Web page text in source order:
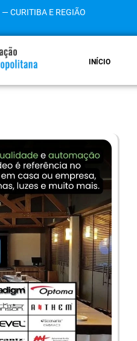
— CURITIBA E REGIÃO
INÍCIO